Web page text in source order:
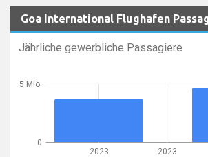
Goa International Flughafen
Jährliche gewerbliche Passagiere
2023 2023
0
5 Mio.